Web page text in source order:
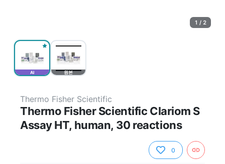
AI 원본
1 / 2
Thermo Fisher Scientific
Thermo Fisher Scientific Clariom S
Assay HT, human, 30 reactions
0